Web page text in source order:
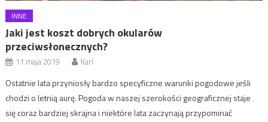
INNE
Jaki jest koszt dobrych okularów
przeciwsłonecznych?
11 maja 2019 Karl
Ostatnie lata przyniosły bardzo specyficzne warunki pogodowe jeśli
chodzi o letnią aurę. Pogoda w naszej szerokości geograficznej staje
się coraz bardziej skrajna i niektóre lata zaczynają przypominać